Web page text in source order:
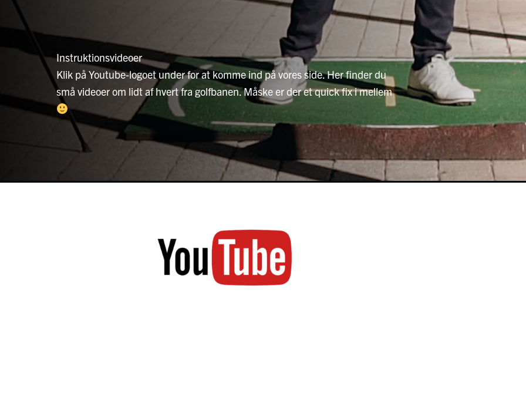
Instruktionsvideoer
Klik på Youtube-logoet under for at komme ind på vores side. Her finder du
små videoer om lidt af hvert fra golfbanen. Måske er der et quick fix i mellem